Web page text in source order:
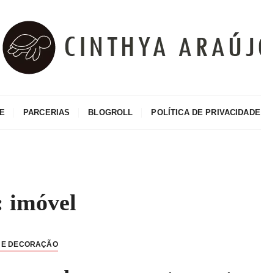
PARCERIAS BLOGROLL POLÍTICA DE PRIVACIDADE
imóvel
DECORAÇÃO